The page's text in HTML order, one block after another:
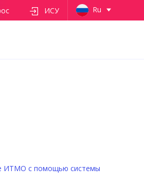
ИСУ Ru
ИТМО с помощью системы